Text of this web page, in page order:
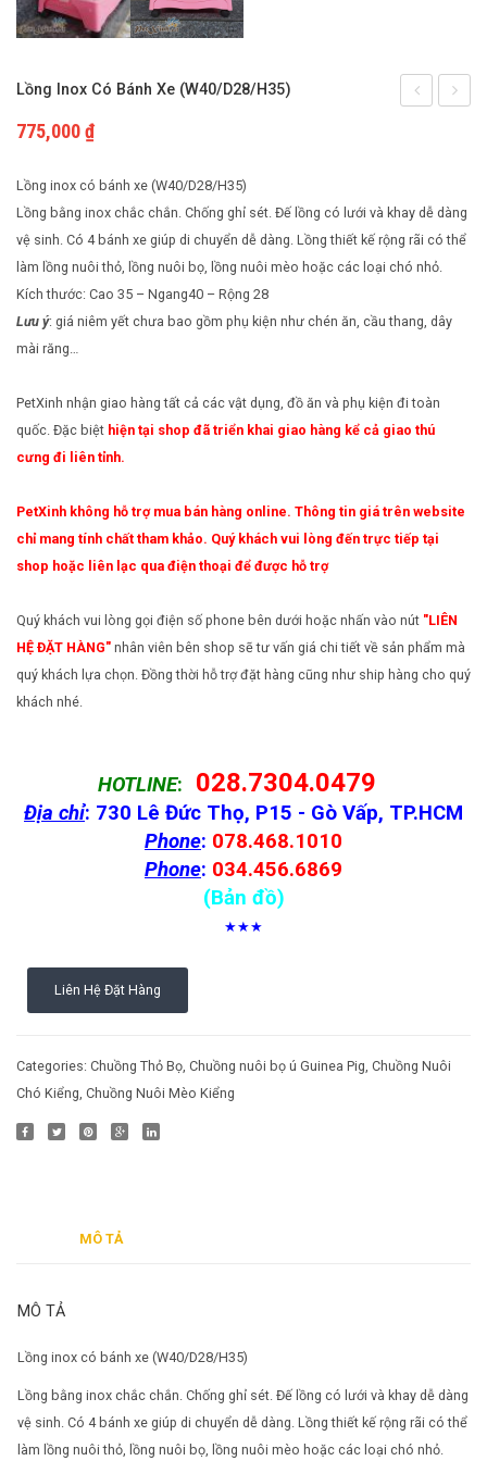
Cách nuôi động vật bò sát
Phụ kiện cho chim
Cách nuôi chim cảnh
size
nhỏ
(W45/D30/
(W59/
Lồng Inox Có Bánh Xe (W40/D28/H35)
775,000₫
Lồng inox có bánh xe (W40/D28/H35)
Lồng bằng inox chắc chắn. Chống ghỉ sét. Đế lồng có lưới và khay dễ dàng
vệ sinh. Có 4 bánh xe giúp di chuyển dễ dàng. Lồng thiết kế rộng rãi có thể
làm lồng nuôi thỏ, lồng nuôi bọ, lồng nuôi mèo hoặc các loại chó nhỏ.
Kích thước: Cao 35 – Ngang40 – Rộng 28
Lưu ý: giá niêm yết chưa bao gồm phụ kiện như chén ăn, cầu thang, dây
mài răng…
PetXinh nhận giao hàng tất cả các vật dụng, đồ ăn và phụ kiện đi toàn
quốc. Đặc biệt hiện tại shop đã triển khai giao hàng kể cả giao thú
cưng đi liên tỉnh.
PetXinh không hỗ trợ mua bán hàng online. Thông tin giá trên website
chỉ mang tính chất tham khảo. Quý khách vui lòng đến trực tiếp tại
shop hoặc liên lạc qua điện thoại để được hỗ trợ
Quý khách vui lòng gọi điện số phone bên dưới hoặc nhấn vào nút "LIÊN
HỆ ĐẶT HÀNG" nhân viên bên shop sẽ tư vấn giá chi tiết về sản phẩm mà
quý khách lựa chọn. Đồng thời hỗ trợ đặt hàng cũng như ship hàng cho quý
khách nhé.
HOTLINE: 028.7304.0479
Địa chỉ: 730 Lê Đức Thọ, P15 - Gò Vấp, TP.HCM
Phone: 078.468.1010
Phone: 034.456.6869
(Bản đồ)
★★★
Liên Hệ Đặt Hàng
Categories: Chuồng Thỏ Bọ, Chuồng nuôi bọ ú Guinea Pig, Chuồng Nuôi
Chó Kiểng, Chuồng Nuôi Mèo Kiểng
MÔ TẢ
MÔ TẢ
Lồng inox có bánh xe (W40/D28/H35)
Lồng bằng inox chắc chắn. Chống ghỉ sét. Đế lồng có lưới và khay dễ dàng
vệ sinh. Có 4 bánh xe giúp di chuyển dễ dàng. Lồng thiết kế rộng rãi có thể
làm lồng nuôi thỏ, lồng nuôi bọ, lồng nuôi mèo hoặc các loại chó nhỏ.